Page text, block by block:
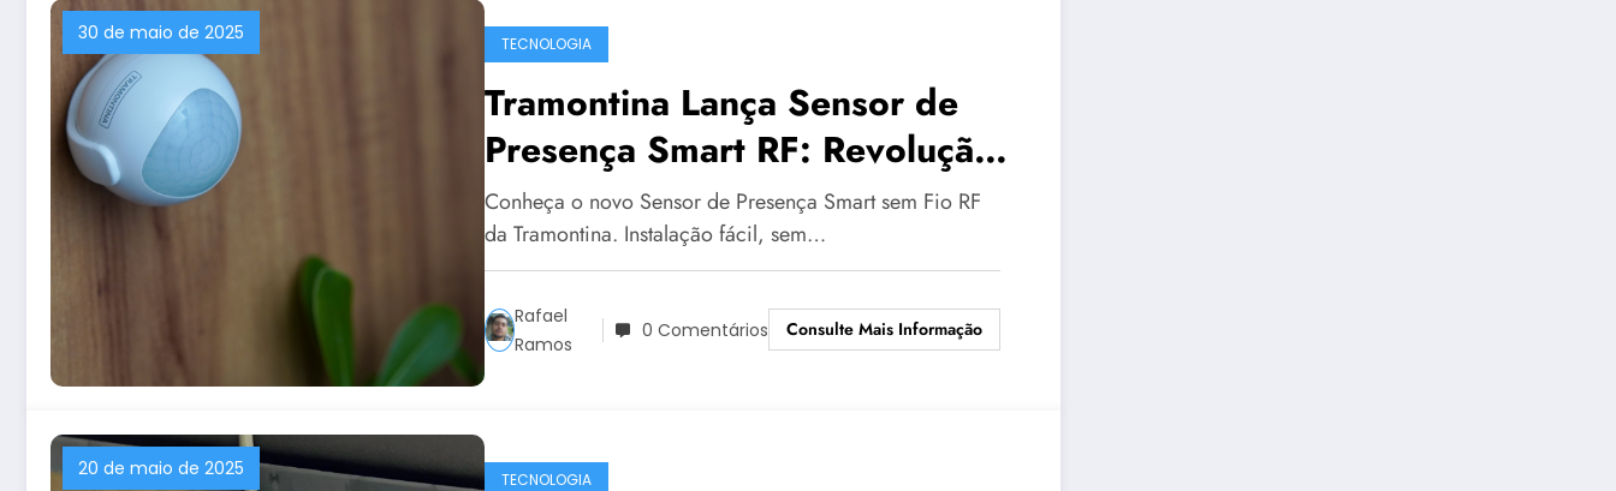
30 de maio de 2025 TECNOLOGIA
Tramontina Lança Sensor de
Presença Smart RF: Revolução
na Automação
Conheça o novo Sensor de Presença Smart sem Fio RF
da Tramontina. Instalação fácil, sem…
Rafael
Ramos
0 Comentários Consulte Mais Informação
20 de maio de 2025 TECNOLOGIA